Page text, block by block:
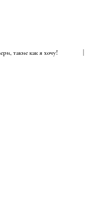
Двери, такие как я хочу!